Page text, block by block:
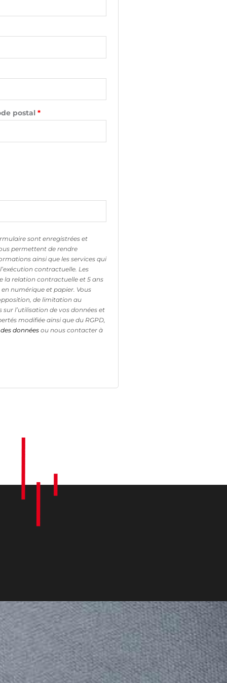
postal*
sont enregistrées et
permettent de rendre
ainsi que les services qui
contractuelle. Les
la relation contractuelle et 5 ans
numérique et papier. Vous
de limitation au
l’utilisation de vos données et
modifiée ainsi que du RGPD,
données ou nous contacter à